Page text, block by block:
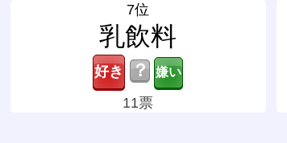
7位
乳飲料
？
11票